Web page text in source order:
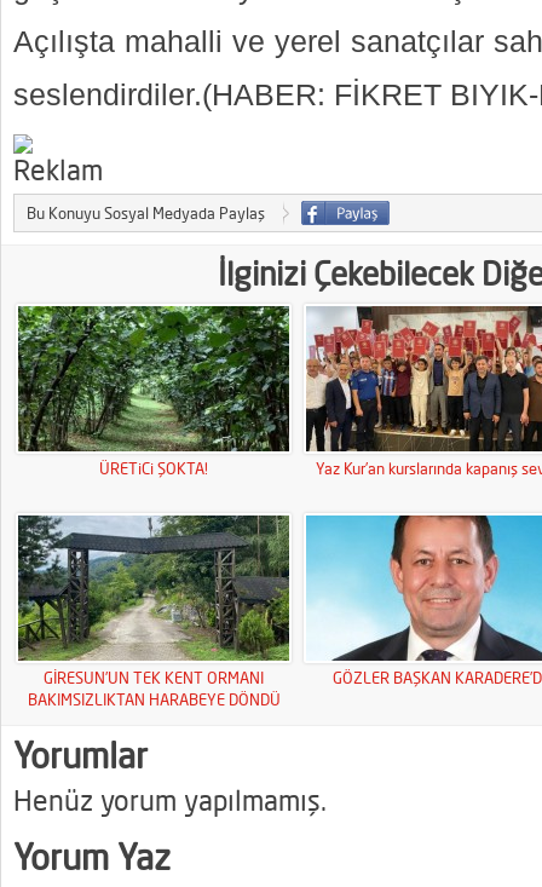
Açılışta mahalli ve yerel sanatçılar
seslendirdiler.(HABER: FİKRET
Bu Konuyu Sosyal Medyada Paylaş
İlginizi Çekebilecek
ÜRETiCi ŞOKTA! Yaz Kur’an kurslarında kapanış
GİRESUN’UN TEK KENT ORMANI
BAKIMSIZLIKTAN HARABEYE DÖNDÜ
GÖZLER BAŞKAN
Yorumlar
Henüz yorum yapılmamış.
Yorum Yaz